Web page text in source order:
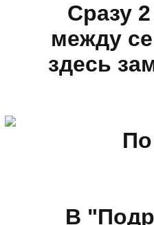
Сразу
между
здесь
В